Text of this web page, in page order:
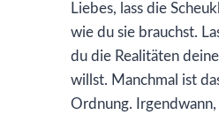
Liebes, lass die
wie du sie brauchst.
du die Realitäten
willst. Manchmal ist
Ordnung.